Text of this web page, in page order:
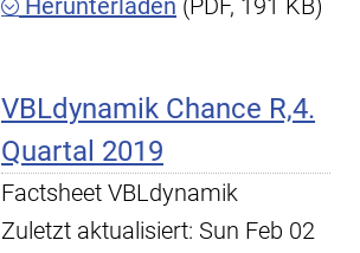
Herunterladen (PDF, 191 KB)
VBLdynamik Chance R,4.
Quartal 2019
Factsheet VBLdynamik
Zuletzt aktualisiert: Sun Feb 02